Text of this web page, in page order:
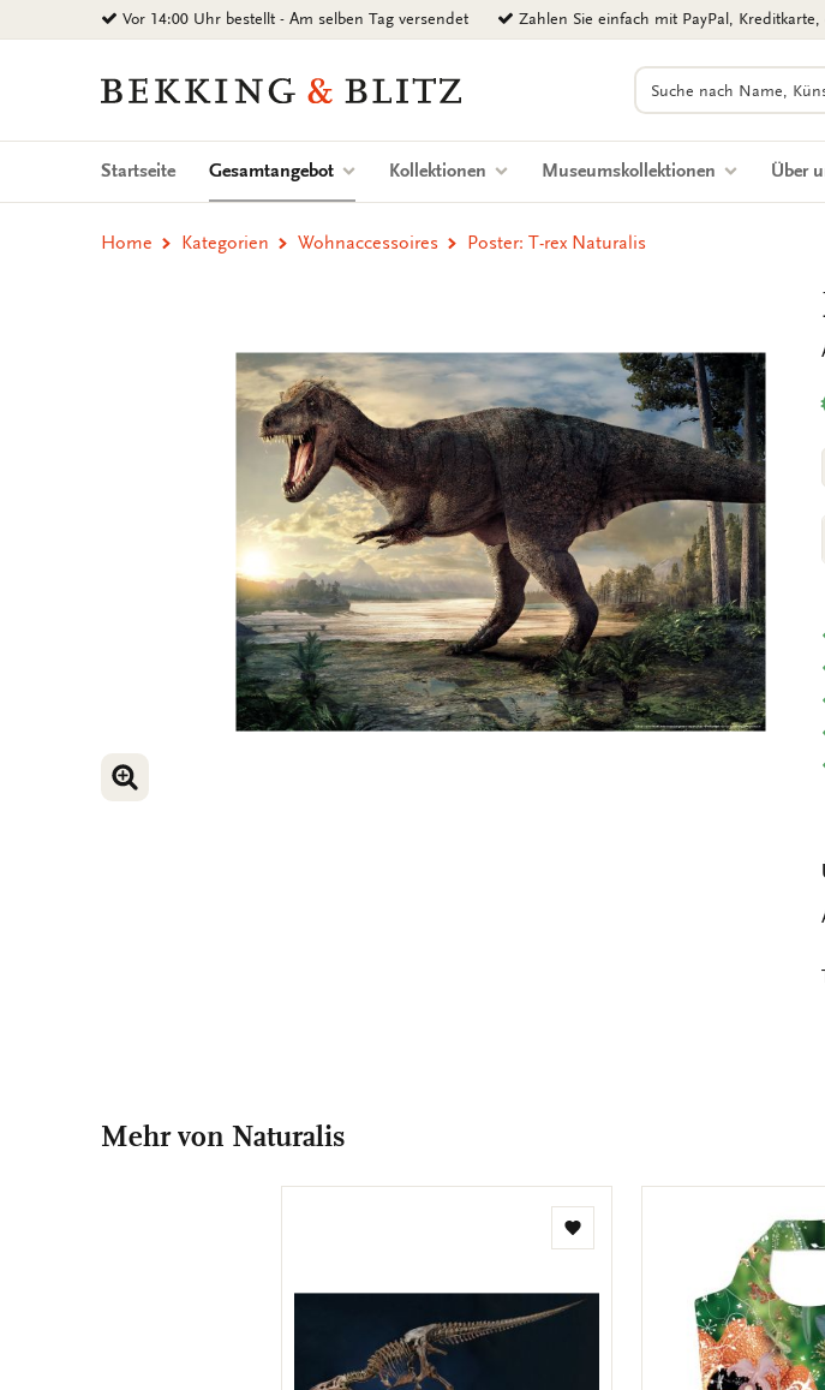
zum
Vor 14:00 Uhr bestellt - Am selben Tag versendet Zahlen Sie einfach mit PayPal,
Bekking
Blitz
Uitgevers
Suchen
Startseite Gesamtangebot (current)Kollektionen Museumskollektionen Über
Home Kategorien Wohnaccessoires Poster: T-rex Naturalis
BILD VERGRÖSSERN
Mehr von Naturalis
Zur